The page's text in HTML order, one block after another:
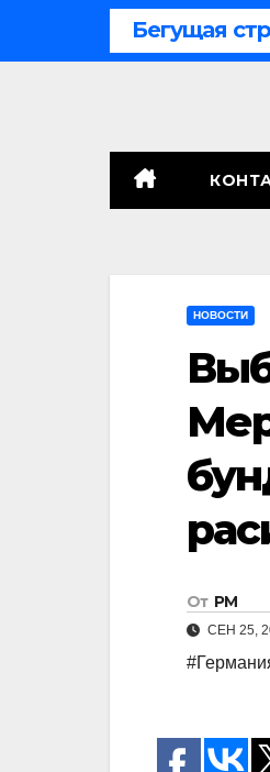
Бегущая
Мародёрство и
НОВОСТИ
От РМ
СЕН 25,